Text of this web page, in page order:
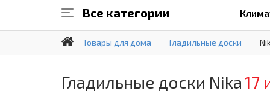
Все категории
Товары для дома Гладильные доски
Гладильные доски Nika17